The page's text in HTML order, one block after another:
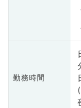
勤務時間